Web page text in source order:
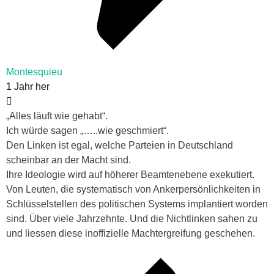
Montesquieu
1 Jahr her
„Alles läuft wie gehabt“.
Ich würde sagen „…..wie geschmiert“.
Den Linken ist egal, welche Parteien in Deutschland
scheinbar an der Macht sind.
Ihre Ideologie wird auf höherer Beamtenebene exekutiert.
Von Leuten, die systematisch von Ankerpersönlichkeiten in
Schlüsselstellen des politischen Systems implantiert worden
sind. Über viele Jahrzehnte. Und die Nichtlinken sahen zu
und liessen diese inoffizielle Machtergreifung geschehen.